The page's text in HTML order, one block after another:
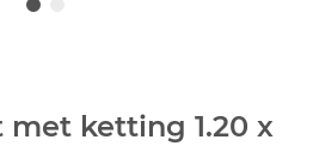
ketting 1.20 x